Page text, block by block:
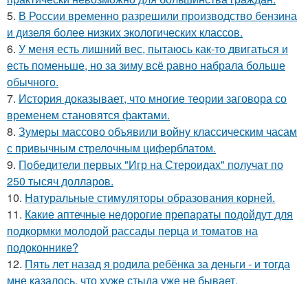
5. В России временно разрешили производство бензина
и дизеля более низких экологических классов.
6. У меня есть лишний вес, пытаюсь как-то двигаться и
есть поменьше, но за зиму всё равно набрала больше
обычного.
7. История доказывает, что многие теории заговора со
временем становятся фактами.
8. Зумеры массово объявили войну классическим часам
с привычным стрелочным циферблатом.
9. Победители первых "Игр на Стероидах" получат по
250 тысяч долларов.
10. Haтуральные стимуляторы образования корней.
11. Какие аптечные недорогие препараты подойдут для
подкормки молодой рассады перца и томатов на
подоконнике?
12. Пять лет назад я родила ребёнка за деньги - и тогда
мне казалось, что хуже стыда уже не бывает.